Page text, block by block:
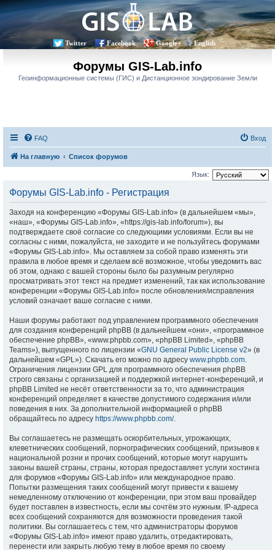
Twitter Facebook Google+ English
Форумы GIS-Lab.info
Геоинформационные системы (ГИС) и Дистанционное зондирование Земли
FAQ Вход
На главную Список форумов
Язык:
Форумы GIS-Lab.info - Регистрация
Заходя на конференцию «Форумы GIS-Lab.info» (в дальнейшем «мы»,
«наш», «Форумы GIS-Lab.info», «https://gis-lab.info/forum»), вы
подтверждаете своё согласие со следующими условиями. Если вы не
согласны с ними, пожалуйста, не заходите и не пользуйтесь форумами
«Форумы GIS-Lab.info». Мы оставляем за собой право изменять эти
правила в любое время и сделаем всё возможное, чтобы уведомить вас
об этом, однако с вашей стороны было бы разумным регулярно
просматривать этот текст на предмет изменений, так как использование
конференции «Форумы GIS-Lab.info» после обновления/исправления
условий означает ваше согласие с ними.
Наши форумы работают под управлением программного обеспечения
для создания конференций phpBB (в дальнейшем «они», «программное
обеспечение phpBB», «www.phpbb.com», «phpBB Limited», «phpBB
Teams»), выпущенного по лицензии «GNU General Public License v2» (в
дальнейшем «GPL»). Скачать его можно по адресу www.phpbb.com.
Ограничения лицензии GPL для программного обеспечения phpBB
строго связаны с организацией и поддержкой интернет-конференций, и
phpBB Limited не несёт ответственности за то, что администрация
конференций определяет в качестве допустимого содержания и/или
поведения в них. За дополнительной информацией о phpBB
обращайтесь по адресу https://www.phpbb.com/.
Вы соглашаетесь не размещать оскорбительных, угрожающих,
клеветнических сообщений, порнографических сообщений, призывов к
национальной розни и прочих сообщений, которые могут нарушить
законы вашей страны, страны, которая предоставляет услуги хостинга
для форумов «Форумы GIS-Lab.info» или международное право.
Попытки размещения таких сообщений могут привести к вашему
немедленному отключению от конференции, при этом ваш провайдер
будет поставлен в известность, если мы сочтём это нужным. IP-адреса
всех сообщений сохраняются для возможности проведения такой
политики. Вы соглашаетесь с тем, что администраторы форумов
«Форумы GIS-Lab.info» имеют право удалить, отредактировать,
перенести или закрыть любую тему в любое время по своему